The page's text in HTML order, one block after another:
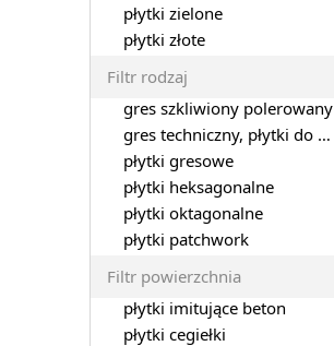
płytki zielone
płytki złote
Filtr rodzaj
gres szkliwiony polerowany
gres techniczny, płytki do garażu
płytki gresowe
płytki heksagonalne
płytki oktagonalne
płytki patchwork
Filtr powierzchnia
płytki imitujące beton
płytki cegiełki